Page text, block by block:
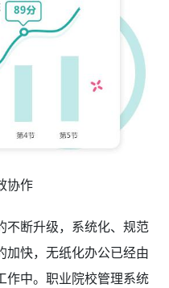
协作
不断升级，系统化、规范
加快，无纸化办公已经由
作中。职业院校管理系统